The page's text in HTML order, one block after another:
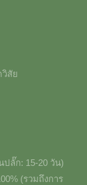
วิสัย
ปลั๊ก: 15-20 วัน)
(รวมถึงการ